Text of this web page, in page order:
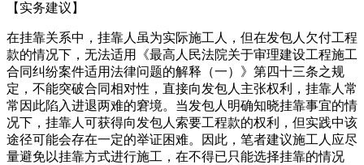
【实务建议】
在挂靠关系中，挂靠人虽为实际施工人，但在发包人欠付工程
款的情况下，无法适用《最高人民法院关于审理建设工程施工
合同纠纷案件适用法律问题的解释（一）》第四十三条之规
定，不能突破合同相对性，直接向发包人主张权利，挂靠人常
常因此陷入进退两难的窘境。当发包人明确知晓挂靠事宜的情
况下，挂靠人可获得向发包人索要工程款的权利，但实践中该
途径可能会存在一定的举证困难。因此，笔者建议施工人应尽
量避免以挂靠方式进行施工，在不得已只能选择挂靠的情况